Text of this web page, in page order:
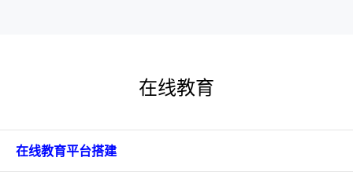
在线教育
在线教育平台搭建